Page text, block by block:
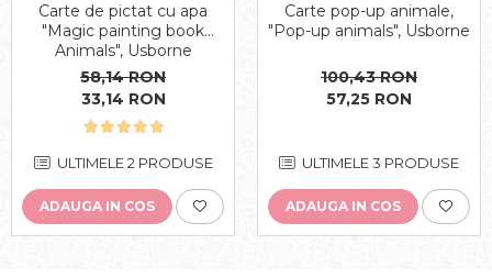
Carte de pictat cu apa
"Magic painting book
Animals", Usborne
58,14 RON
33,14 RON
ULTIMELE 2 PRODUSE
ADAUGA IN COS
Carte pop-up animale,
"Pop-up animals", Usborne
100,43 RON
57,25 RON
ULTIMELE 3 PRODUSE
ADAUGA IN COS